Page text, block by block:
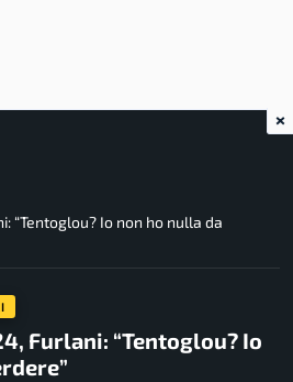
“Tentoglou? Io non ho nulla da
Furlani: “Tentoglou? Io
×